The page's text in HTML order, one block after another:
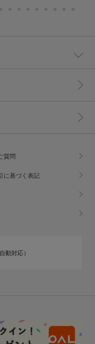
質問
に基づく表記
動対応）